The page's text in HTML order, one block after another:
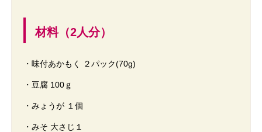
材料（2人分）
・味付あかもく ２パック(70g)
・豆腐 100ｇ
・みょうが １個
・みそ 大さじ１